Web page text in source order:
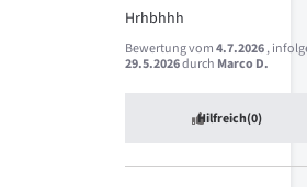
Hrhbhhh
Bewertung vom4.7.2026,
29.5.2026durch Marco D.
Hilfreich(0)